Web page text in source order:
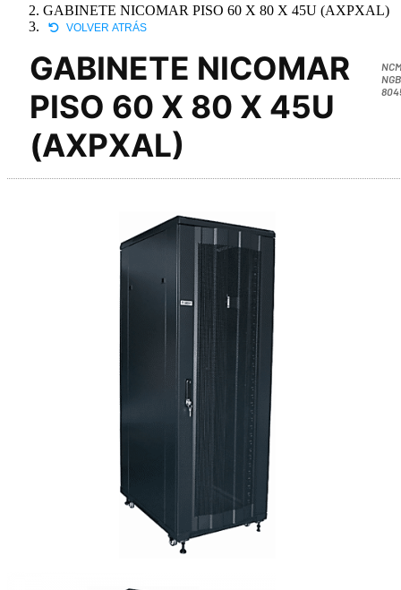
GABINETE NICOMAR PISO 60 X 80 X 45U (AXPXAL)
VOLVER ATRÁS
GABINETE NICOMAR
PISO 60 X 80 X 45U
(AXPXAL)